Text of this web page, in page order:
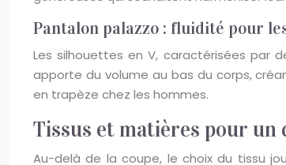
Pantalon palazzo : fluidité pour
Les silhouettes en V, caractérisées par
apporte du volume au bas du corps,
en trapèze chez les hommes.
Tissus et matières pour
Au-delà de la coupe, le choix du tissu